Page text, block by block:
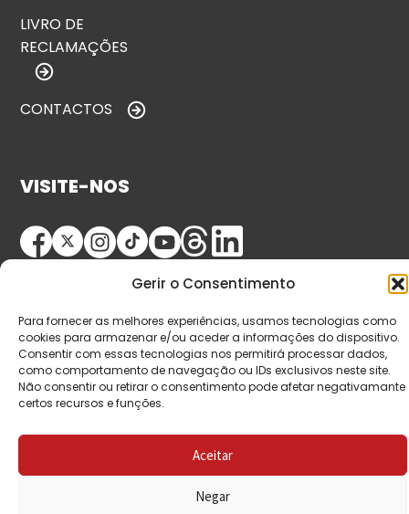
Gerir o Consentimento
Para fornecer as melhores experiências, usamos tecnologias como
cookies para armazenar e/ou aceder a informações do dispositivo.
Consentir com essas tecnologias nos permitirá processar dados,
como comportamento de navegação ou IDs exclusivos neste site.
Não consentir ou retirar o consentimento pode afetar negativamante
certos recursos e funções.
Aceitar
Negar
LIVRO DE
RECLAMAÇÕES
CONTACTOS
VISITE-NOS
© Copyright 2026 Saída de Emergência. Todos os
direitos reservados.